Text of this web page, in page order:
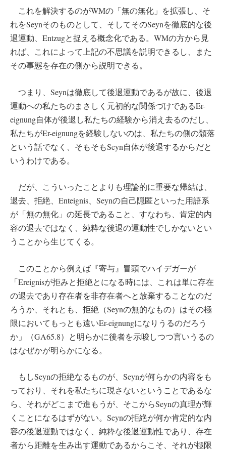
これを解決するのがWMの「無の無化」を拡張し、そ
れをSeynそのものとして、そしてそのSeynを徹底的な後
退運動、Entzugと捉える概念化である。WMの方から見
れば、これによって上記の不思議を説明できるし、また
その事態を存在の側から説明できる。
つまり、Seynは徹底して後退運動であるが故に、後退
運動への私たちのまさしく元初的な関係づけであるEr-
eignung自体が後退し私たちの経験から消え去るのだし、
私たちがEr-eignungを経験しないのは、私たちの側の頽落
という話でなく、そもそもSeyn自体が後退するからだと
いうわけである。
だが、こういったことよりも理論的に重要な帰結は、
退去、拒絶、Enteignis、Seynの自己隠匿といった用語系
が「無の無化」の延長であること、すなわち、肯定的内
容の退去ではなく、純粋な後退の運動性でしかないとい
うことから生じてくる。
このことから例えば『寄与』冒頭でハイデガーが
「Ereignisが拒みと拒絶とになる時には、これは単に存在
の退去であり存在者を非存在者へと放棄することなのだ
ろうか、それとも、拒絶（Seynの無的なもの）はその極
限においてもっとも遠いEr-eignungになりうるのだろう
か」（GA65.8）と明らかに後者を示唆しつつ言いうるの
はなぜかが明らかになる。
もしSeynの拒絶なるものが、Seynが何らかの内容をも
っており、それを私たちに現さないということであるな
ら、それがどこまで進もうが、そこからSeynの真理が輝
くことになるはずがない。Seynの拒絶が何か肯定的な内
容の後退運動ではなく、純粋な後退運動性であり、存在
者から距離を生み出す運動であるからこそ、それが極限